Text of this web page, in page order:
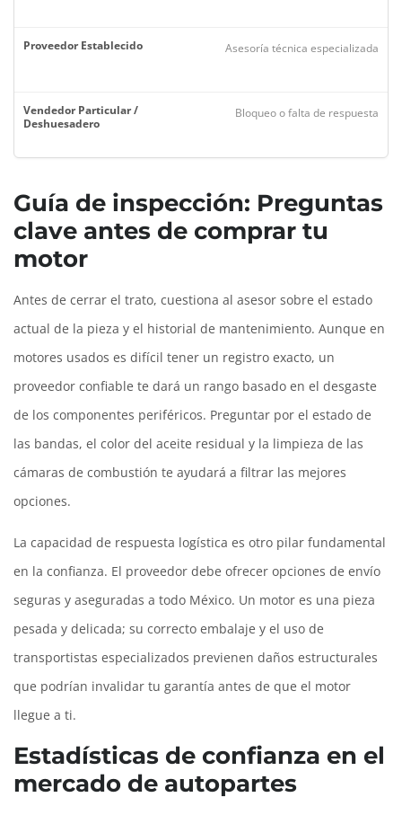
Asesoría técnica especializada
Bloqueo o falta de respuesta
Guía de inspección: Preguntas
clave antes de comprar tu
motor
Antes de cerrar el trato, cuestiona al asesor sobre el estado
actual de la pieza y el historial de mantenimiento. Aunque en
motores usados es difícil tener un registro exacto, un
proveedor confiable te dará un rango basado en el desgaste
de los componentes periféricos. Preguntar por el estado de
las bandas, el color del aceite residual y la limpieza de las
cámaras de combustión te ayudará a filtrar las mejores
opciones.
La capacidad de respuesta logística es otro pilar fundamental
en la confianza. El proveedor debe ofrecer opciones de envío
seguras y aseguradas a todo México. Un motor es una pieza
pesada y delicada; su correcto embalaje y el uso de
transportistas especializados previenen daños estructurales
que podrían invalidar tu garantía antes de que el motor
llegue a ti.
Estadísticas de confianza en el
mercado de autopartes